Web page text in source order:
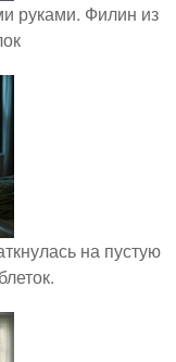
руками. Филин из
на пустую